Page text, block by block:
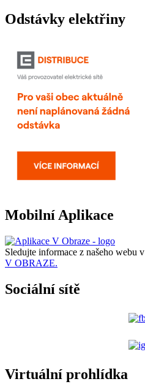
Odstávky elektřiny
Mobilní Aplikace
Sledujte informace z našeho webu v
V OBRAZE.
Sociální sítě
Virtuální prohlídka